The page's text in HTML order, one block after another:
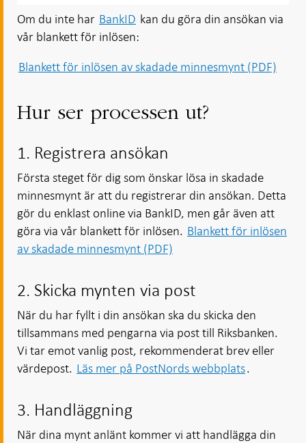
Om du inte har BankID kan du göra din ansökan via
vår blankett för inlösen:
Blankett för inlösen av skadade minnesmynt (PDF)
Hur ser processen ut?
1. Registrera ansökan
Första steget för dig som önskar lösa in skadade
minnesmynt är att du registrerar din ansökan. Detta
gör du enklast online via BankID, men går även att
göra via vår blankett för inlösen. Blankett för inlösen
av skadade minnesmynt (PDF)
2. Skicka mynten via post
När du har fyllt i din ansökan ska du skicka den
tillsammans med pengarna via post till Riksbanken.
Vi tar emot vanlig post, rekommenderat brev eller
värdepost. Läs mer på PostNords webbplats.
3. Handläggning
När dina mynt anlänt kommer vi att handlägga din